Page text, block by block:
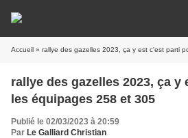
Accueil » rallye des gazelles 2023, ça y est c'est parti
rallye des gazelles 2023, ça
les équipages 258 et 305
Publié le 02/03/2023 à 20:59
Par Le Galliard Christian